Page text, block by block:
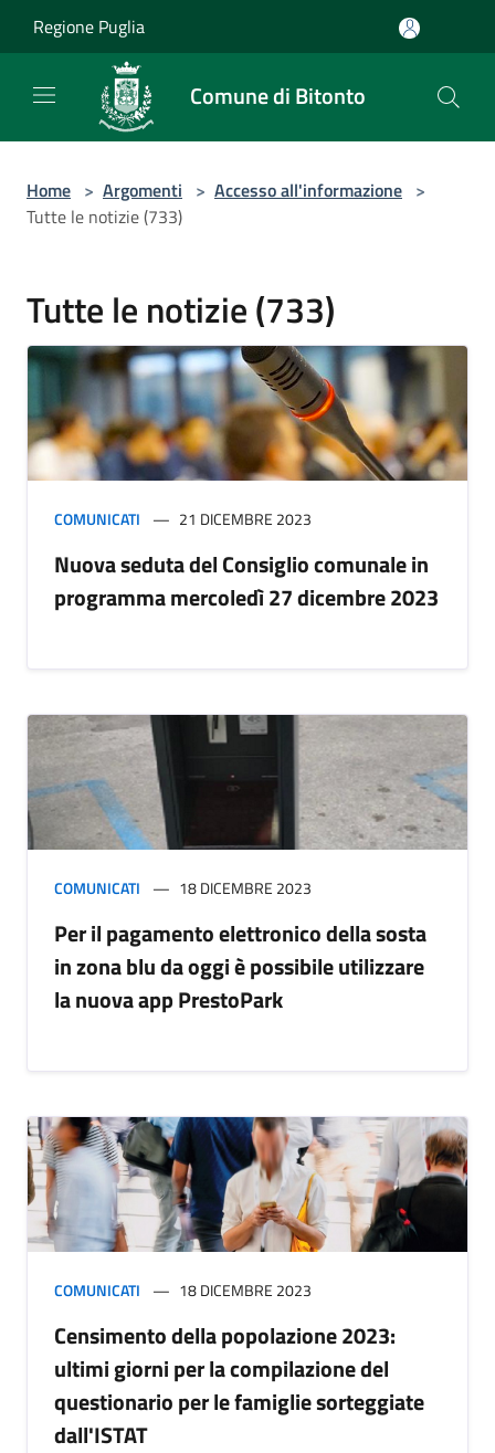
Regione Puglia
Comune di Bitonto
Home > Argomenti > Accesso all'informazione >
Tutte le notizie (733)
Tutte le notizie (733)
COMUNICATI 21 DICEMBRE 2023
Nuova seduta del Consiglio comunale in
programma mercoledì 27 dicembre 2023
COMUNICATI 18 DICEMBRE 2023
Per il pagamento elettronico della sosta
in zona blu da oggi è possibile utilizzare
la nuova app PrestoPark
COMUNICATI 18 DICEMBRE 2023
Censimento della popolazione 2023:
ultimi giorni per la compilazione del
questionario per le famiglie sorteggiate
dall'ISTAT